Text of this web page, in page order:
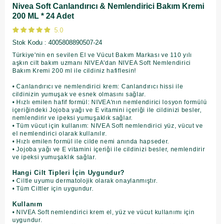
Nivea Soft Canlandırıcı & Nemlendirici Bakım Kremi
200 ML * 24 Adet
5.0
Stok Kodu
4005808890507-24
Türkiye'nin en sevilen El ve Vücut Bakım Markası ve 110 yılı
aşkın cilt bakım uzmanı NIVEA'dan NIVEA Soft Nemlendirici
Bakım Kremi 200 ml ile cildiniz hafiflesin!
• Canlandırıcı ve nemlendirici krem: Canlandırıcı hissi ile
cildinizin yumuşak ve esnek olmasını sağlar.
• Hızlı emilen hafif formül: NIVEA'nın nemlendirici losyon formülü
içeriğindeki Jojoba yağı ve E vitamini içeriği ile cildinizi besler,
nemlendirir ve ipeksi yumuşaklık sağlar.
• Tüm vücut için kullanım: NIVEA Soft nemlendirici yüz, vücut ve
el nemlendirici olarak kullanılır.
• Hızlı emilen formül ile cilde nemi anında hapseder.
• Jojoba yağı ve E vitamini içeriği ile cildinizi besler, nemlendirir
ve ipeksi yumuşaklık sağlar.
Hangi Cilt Tipleri İçin Uygundur?
• Ciltle uyumu dermatolojik olarak onaylanmıştır.
• Tüm Ciltler için uygundur.
Kullanım
• NIVEA Soft nemlendirici krem el, yüz ve vücut kullanımı için
uygundur.